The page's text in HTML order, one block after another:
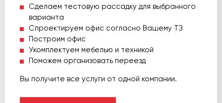
Сделаем тестовую рассадку для выбранного
варианта
Спроектируем офис согласно Вашему ТЗ
Построим офис
Укомплектуем мебелью и техникой
Поможем организовать переезд
Вы получите все услуги от одной компании.